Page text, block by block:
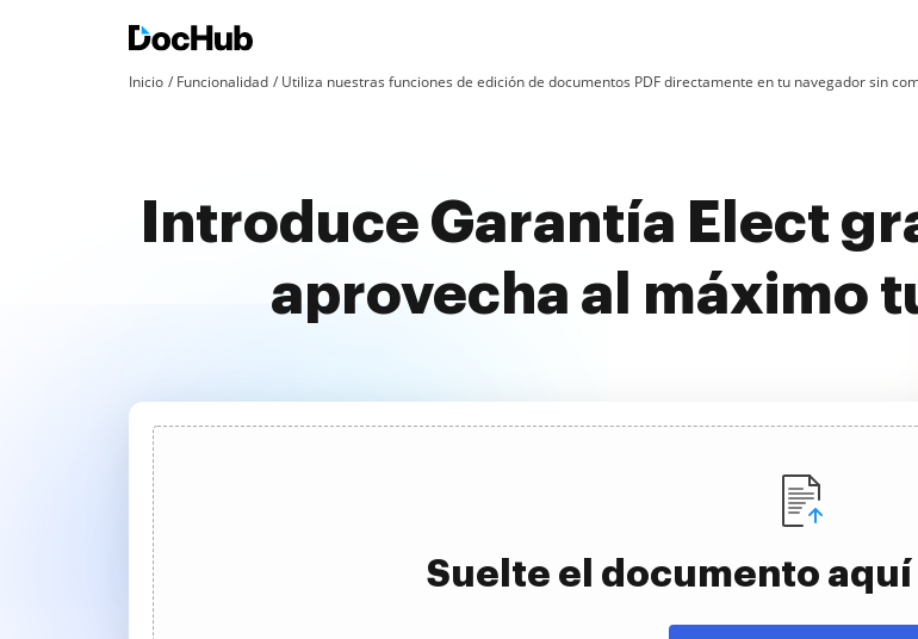
Inicio Funcionalidad Utiliza nuestras funciones de edición de documentos PDF directamente en tu navegador sin
Introduce Garantía Elect
aprovecha al máximo
Suelte el documento